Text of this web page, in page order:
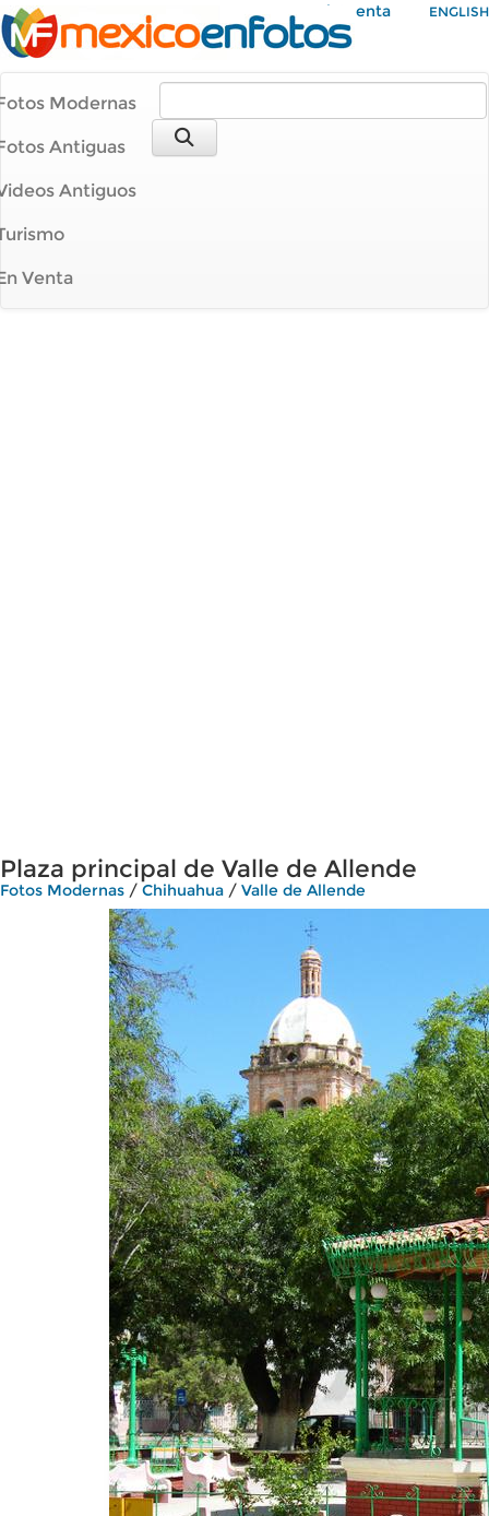
Mi Cuenta ENGLISH
Modernas
Antiguas
Antiguos
Venta
Plaza principal de Valle de Allende
Fotos Modernas / Chihuahua / Valle de Allende